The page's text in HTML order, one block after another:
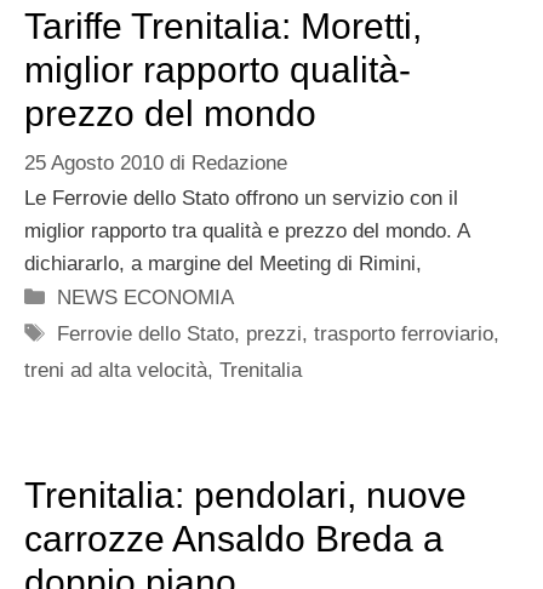
Tariffe Trenitalia: Moretti,
miglior rapporto qualità-
prezzo del mondo
25 Agosto 2010 di Redazione
Le Ferrovie dello Stato offrono un servizio con il
miglior rapporto tra qualità e prezzo del mondo. A
dichiararlo, a margine del Meeting di Rimini,
Categorie
NEWS ECONOMIA
Tag
Ferrovie dello Stato, prezzi,trasporto ferroviario,
treni ad alta velocità, Trenitalia
Trenitalia: pendolari, nuove
carrozze Ansaldo Breda a